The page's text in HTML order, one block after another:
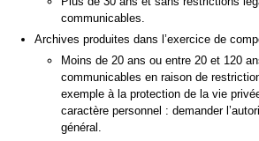
communicables.
Archives produites dans l’exercice de
Moins de 20 ans ou entre 20 et 120
communicables en raison de
exemple à la protection de la vie
caractère personnel : demander
général.